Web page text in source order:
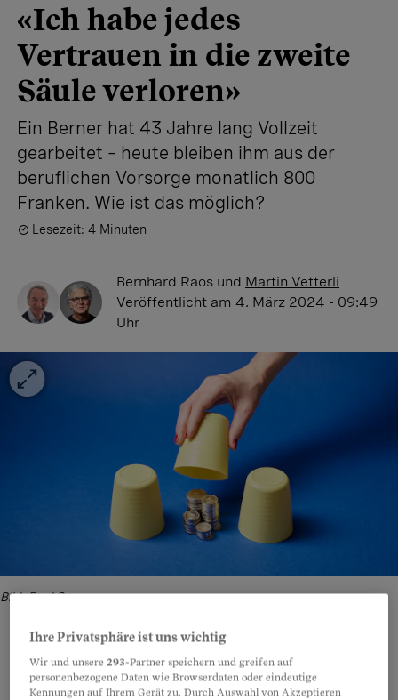
«Ich habe jedes
Vertrauen in die zweite
Säule verloren»
Ein Berner hat 43 Jahre lang Vollzeit
gearbeitet – heute bleiben ihm aus der
beruflichen Vorsorge monatlich 800
Franken. Wie ist das möglich?
Lesezeit: 4 Minuten
Bernhard Raos und Martin Vetterli
Veröffentlicht am 4. März 2024 - 09:49
Uhr
Bild: Paul Seewer
Teilen Anhören Merken Kommentare
Ihre Privatsphäre ist uns wichtig
Wir und unsere293-Partner speichern und greifen auf
personenbezogene Daten wie Browserdaten oder eindeutige
Kennungen auf Ihrem Gerät zu. Durch Auswahl von Akzeptieren